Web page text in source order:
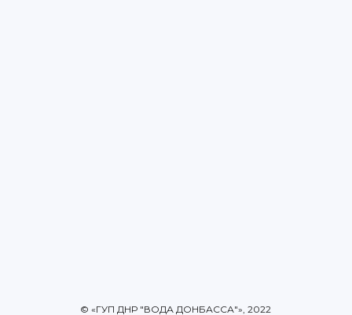
© «ГУП ДНР "ВОДА ДОНБАССА"», 2022